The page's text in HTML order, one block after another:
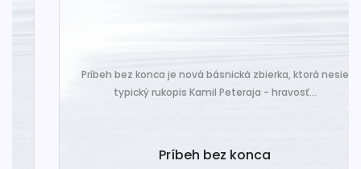
Príbeh bez konca je nová básnická zbierka, ktorá nesie
typický rukopis Kamil Peteraja - hravosť...
Príbeh bez konca